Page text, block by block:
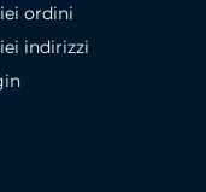
ordini
indirizzi